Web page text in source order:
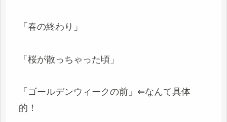
「春の終わり」
「桜が散っちゃった頃」
「ゴールデンウィークの前」⇐なんて具体
的！